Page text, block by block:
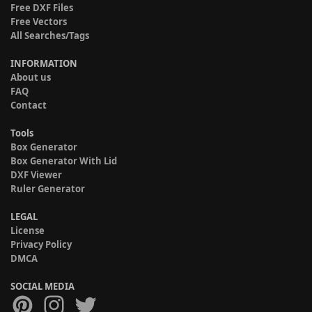
Free DXF Files
Free Vectors
All Searches/Tags
INFORMATION
About us
FAQ
Contact
Tools
Box Generator
Box Generator With Lid
DXF Viewer
Ruler Generator
LEGAL
License
Privacy Policy
DMCA
SOCIAL MEDIA